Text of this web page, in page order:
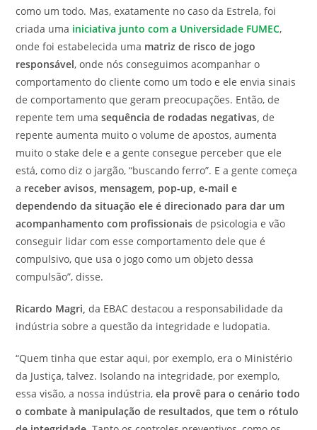
como um todo. Mas, exatamente no caso da Estrela, foi
criada uma iniciativa junto com a Universidade FUMEC,
onde foi estabelecida uma matriz de risco de jogo
responsável, onde nós conseguimos acompanhar o
comportamento do cliente como um todo e ele envia sinais
de comportamento que geram preocupações. Então, de
repente tem umasequência de rodadas negativas, de
repente aumenta muito o volume de apostos, aumenta
muito o stake dele e a gente consegue perceber que ele
está, como diz o jargão, “buscando ferro”. E a gente começa
a receber avisos, mensagem, pop-up, e-mail e
dependendo da situação ele é direcionado para dar um
acompanhamento com profissionais de psicologia e vão
conseguir lidar com esse comportamento dele que é
compulsivo, que usa o jogo como um objeto dessa
compulsão”, disse.
Ricardo Magri,da EBAC destacou a responsabilidade da
indústria sobre a questão da integridade e ludopatia.
“Quem tinha que estar aqui, por exemplo, era o Ministério
da Justiça, talvez. Isolando na integridade, por exemplo,
essa visão, a nossa indústria,ela provê para o cenário todo
o combate à manipulação de resultados, que tem o rótulo